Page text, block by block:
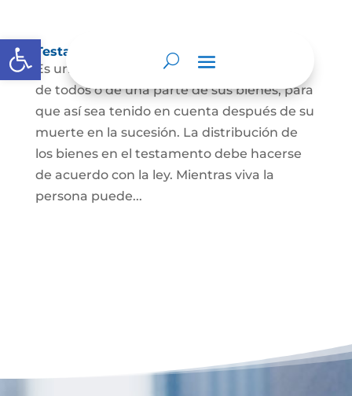
Abrir barra de herramientas
Testamento
Es un acto por el cual una persona dispone
de todos o de una parte de sus bienes, para
que así sea tenido en cuenta después de su
muerte en la sucesión. La distribución de
los bienes en el testamento debe hacerse
de acuerdo con la ley. Mientras viva la
persona puede...